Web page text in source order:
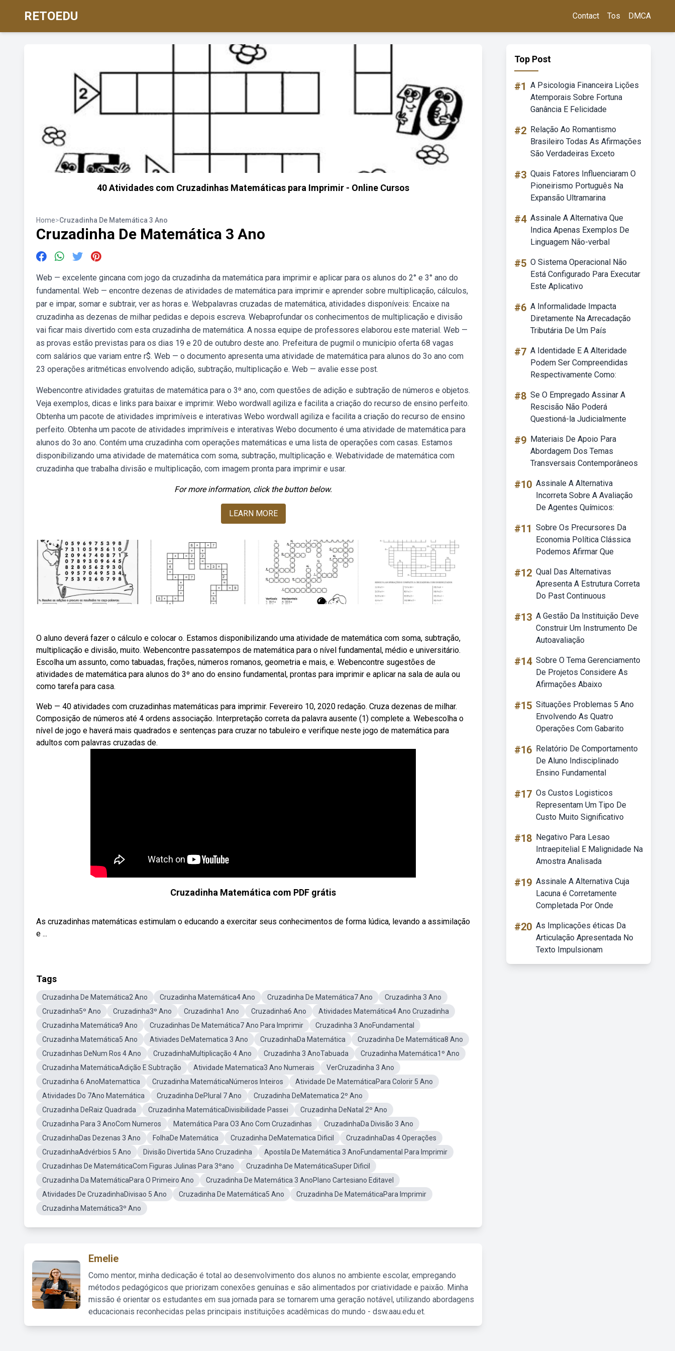
RETOEDU Contact Tos DMCA
40 Atividades com Cruzadinhas Matemáticas para Imprimir - Online Cursos
Home>Cruzadinha De Matemática 3 Ano
Cruzadinha De Matemática 3 Ano
Web — excelente gincana com jogo da cruzadinha da matemática para imprimir e aplicar para os alunos do 2° e 3° ano do
fundamental. Web — encontre dezenas de atividades de matemática para imprimir e aprender sobre multiplicação, cálculos,
par e impar, somar e subtrair, ver as horas e. Webpalavras cruzadas de matemática, atividades disponíveis: Encaixe na
cruzadinha as dezenas de milhar pedidas e depois escreva. Webaprofundar os conhecimentos de multiplicação e divisão
vai ficar mais divertido com esta cruzadinha de matemática. A nossa equipe de professores elaborou este material. Web —
as provas estão previstas para os dias 19 e 20 de outubro deste ano. Prefeitura de pugmil o município oferta 68 vagas
com salários que variam entre r$. Web — o documento apresenta uma atividade de matemática para alunos do 3o ano com
23 operações aritméticas envolvendo adição, subtração, multiplicação e. Web — avalie esse post.
Webencontre atividades gratuitas de matemática para o 3º ano, com questões de adição e subtração de números e objetos.
Veja exemplos, dicas e links para baixar e imprimir. Webo wordwall agiliza e facilita a criação do recurso de ensino perfeito.
Obtenha um pacote de atividades imprimíveis e interativas Webo wordwall agiliza e facilita a criação do recurso de ensino
perfeito. Obtenha um pacote de atividades imprimíveis e interativas Webo documento é uma atividade de matemática para
alunos do 3o ano. Contém uma cruzadinha com operações matemáticas e uma lista de operações com casas. Estamos
disponibilizando uma atividade de matemática com soma, subtração, multiplicação e. Webatividade de matemática com
cruzadinha que trabalha divisão e multiplicação, com imagem pronta para imprimir e usar.
For more information, click the button below.
LEARN MORE
O aluno deverá fazer o cálculo e colocar o. Estamos disponibilizando uma atividade de matemática com soma, subtração,
multiplicação e divisão, muito. Webencontre passatempos de matemática para o nível fundamental, médio e universitário.
Escolha um assunto, como tabuadas, frações, números romanos, geometria e mais, e. Webencontre sugestões de
atividades de matemática para alunos do 3º ano do ensino fundamental, prontas para imprimir e aplicar na sala de aula ou
como tarefa para casa.
Web — 40 atividades com cruzadinhas matemáticas para imprimir. Fevereiro 10, 2020 redação. Cruza dezenas de milhar.
Composição de números até 4 ordens associação. Interpretação correta da palavra ausente (1) complete a. Webescolha o
nível de jogo e haverá mais quadrados e sentenças para cruzar no tabuleiro e verifique neste jogo de matemática para
adultos com palavras cruzadas de.
Cruzadinha Matemática com PDF grátis
As cruzadinhas matemáticas estimulam o educando a exercitar seus conhecimentos de forma lúdica, levando a assimilação
e ...
Tags
Cruzadinha De Matemática2 Ano Cruzadinha Matemática4 Ano Cruzadinha De Matemática7 Ano
Cruzadinha 3 Ano
Cruzadinha5º Ano
Cruzadinha3º Ano Cruzadinha1 Ano Cruzadinha6 Ano
Atividades Matemática4 Ano Cruzadinha
Cruzadinha Matemática9 Ano
Cruzadinhas De Matemática7 Ano Para Imprimir
Cruzadinha 3 AnoFundamental
Cruzadinha Matemática5 Ano
Ativiades DeMatematica 3 Ano CruzadinhaDa Matemática
Cruzadinha De Matemática8 Ano
Cruzadinhas DeNum Ros 4 Ano
CruzadinhaMultiplicação 4 Ano Cruzadinha 3 AnoTabuada
Cruzadinha Matemática1º Ano
Cruzadinha MatemáticaAdição E Subtração
Atividade Matematica3 Ano Numerais
VerCruzadinha 3 Ano
Cruzadinha 6 AnoMatemattica
Cruzadinha MatemáticaNúmeros Inteiros
Atividade De MatemáticaPara Colorir 5 Ano
Atividades Do 7Ano Matemática
Cruzadinha DePlural 7 Ano
Cruzadinha DeMatematica 2º Ano
Cruzadinha DeRaiz Quadrada
Cruzadinha MatemáticaDivisibilidade Passei
Cruzadinha DeNatal 2º Ano
Cruzadinha Para 3 AnoCom Numeros
Matemática Para O3 Ano Com Cruzadinhas
CruzadinhaDa Divisão 3 Ano
CruzadinhaDas Dezenas 3 Ano
FolhaDe Matemática Cruzadinha DeMatematica Dificil
CruzadinhaDas 4 Operações
CruzadinhaAdvérbios 5 Ano
Divisão Divertida 5Ano Cruzadinha
Apostila De Matemática 3 AnoFundamental Para Imprimir
Cruzadinhas De MatemáticaCom Figuras Julinas Para 3ºano
Cruzadinha De MatemáticaSuper Dificil
Cruzadinha Da MatemáticaPara O Primeiro Ano
Cruzadinha De Matemática 3 AnoPlano Cartesiano Editavel
Atividades De CruzadinhaDivisao 5 Ano
Cruzadinha De Matemática5 Ano
Cruzadinha De MatemáticaPara Imprimir
Cruzadinha Matemática3º Ano
Emelie
Como mentor, minha dedicação é total ao desenvolvimento dos alunos no ambiente escolar, empregando
métodos pedagógicos que priorizam conexões genuínas e são alimentados por criatividade e paixão. Minha
missão é orientar os estudantes em sua jornada para se tornarem uma geração notável, utilizando abordagens
educacionais reconhecidas pelas principais instituições acadêmicas do mundo - dsw.aau.edu.et.
Top Post
#1 A Psicologia Financeira Lições
Atemporais Sobre Fortuna
Ganância E Felicidade
#2 Relação Ao Romantismo
Brasileiro Todas As Afirmações
São Verdadeiras Exceto
#3 Quais Fatores Influenciaram O
Pioneirismo Português Na
Expansão Ultramarina
#4 Assinale A Alternativa Que
Indica Apenas Exemplos De
Linguagem Não-verbal
#5 O Sistema Operacional Não
Está Configurado Para Executar
Este Aplicativo
#6 A Informalidade Impacta
Diretamente Na Arrecadação
Tributária De Um País
#7 A Identidade E A Alteridade
Podem Ser Compreendidas
Respectivamente Como:
#8 Se O Empregado Assinar A
Rescisão Não Poderá
Questioná-la Judicialmente
#9 Materiais De Apoio Para
Abordagem Dos Temas
Transversais Contemporâneos
#10 Assinale A Alternativa
Incorreta Sobre A Avaliação
De Agentes Químicos:
#11 Sobre Os Precursores Da
Economia Política Clássica
Podemos Afirmar Que
#12 Qual Das Alternativas
Apresenta A Estrutura Correta
Do Past Continuous
#13 A Gestão Da Instituição Deve
Construir Um Instrumento De
Autoavaliação
#14 Sobre O Tema Gerenciamento
De Projetos Considere As
Afirmações Abaixo
#15 Situações Problemas 5 Ano
Envolvendo As Quatro
Operações Com Gabarito
#16 Relatório De Comportamento
De Aluno Indisciplinado
Ensino Fundamental
#17 Os Custos Logisticos
Representam Um Tipo De
Custo Muito Significativo
#18 Negativo Para Lesao
Intraepitelial E Malignidade Na
Amostra Analisada
#19 Assinale A Alternativa Cuja
Lacuna é Corretamente
Completada Por Onde
#20 As Implicações éticas Da
Articulação Apresentada No
Texto Impulsionam